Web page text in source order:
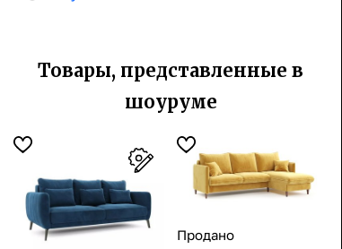
Товары, представленные в
шоуруме
Продано